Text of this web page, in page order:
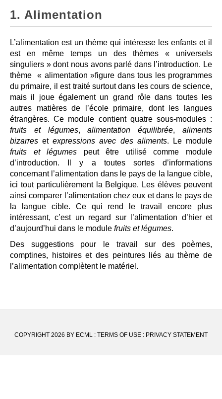
1. Alimentation
L’alimentation est un thème qui intéresse les enfants et il
est en même temps un des thèmes « universels
singuliers » dont nous avons parlé dans l’introduction. Le
thème « alimentation »figure dans tous les programmes
du primaire, il est traité surtout dans les cours de science,
mais il joue également un grand rôle dans toutes les
autres matières de l’école primaire, dont les langues
étrangères. Ce module contient quatre sous-modules :
fruits et légumes,alimentation équilibrée,aliments
bizarres etexpressions avec des aliments. Le module
fruits et légumes peut être utilisé comme module
d’introduction. Il y a toutes sortes d’informations
concernant l’alimentation dans le pays de la langue cible,
ici tout particulièrement la Belgique. Les élèves peuvent
ainsi comparer l’alimentation chez eux et dans le pays de
la langue cible. Ce qui rend le travail encore plus
intéressant, c’est un regard sur l’alimentation d’hier et
d’aujourd’hui dans le module fruits et légumes.
Des suggestions pour le travail sur des poèmes,
comptines, histoires et des peintures liés au thème de
l’alimentation complètent le matériel.
COPYRIGHT 2026 BY ECML : TERMS OF USE : PRIVACY STATEMENT